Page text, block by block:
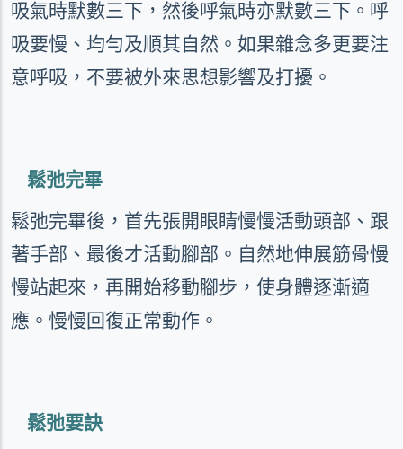
吸氣時默數三下，然後呼氣時亦默數三下。呼
吸要慢、均勻及順其自然。如果雜念多更要注
意呼吸，不要被外來思想影響及打擾。
鬆弛完畢
鬆弛完畢後，首先張開眼睛慢慢活動頭部、跟
著手部、最後才活動腳部。自然地伸展筋骨慢
慢站起來，再開始移動腳步，使身體逐漸適
應。慢慢回復正常動作。
鬆弛要訣